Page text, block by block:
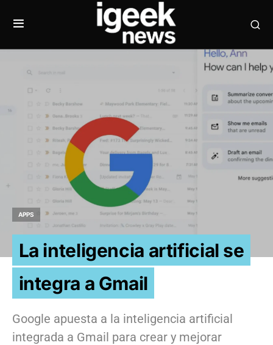
APPS
La inteligencia artificial se
integra a Gmail
Google apuesta a la inteligencia artificial
integrada a Gmail para crear y mejorar